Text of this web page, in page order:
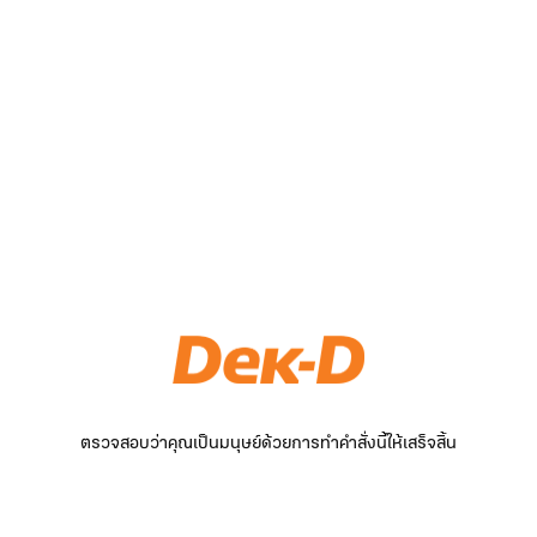
ตรวจสอบว่าคุณเป็นมนุษย์ด้วยการทำคำสั่งนี้ให้เสร็จสิ้น